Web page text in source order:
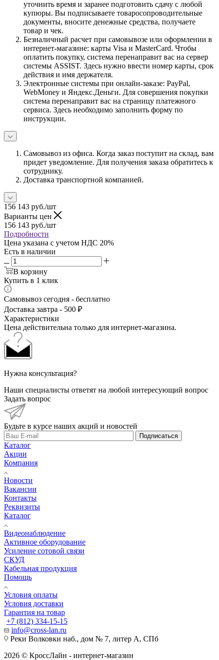
уточнить время и заранее подготовить сдачу с любой
купюры. Вы подписываете товаросопроводительные
документы, вносите денежные средства, получаете
товар и чек.
Безналичный расчет при самовывозе или оформлении в
интернет-магазине: карты Visa и MasterCard. Чтобы
оплатить покупку, система перенаправит вас на сервер
системы ASSIST. Здесь нужно ввести номер карты, срок
действия и имя держателя.
Электронные системы при онлайн-заказе: PayPal,
WebMoney и Яндекс.Деньги. Для совершения покупки
система перенаправит вас на страницу платежного
сервиса. Здесь необходимо заполнить форму по
инструкции.
Самовывоз из офиса. Когда заказ поступит на склад, вам
придет уведомление. Для получения заказа обратитесь к
сотруднику.
Доставка транспортной компанией.
156 143 руб./шт
Варианты цен
156 143 руб./шт
Подробности
Цена указана с учетом НДС 20%
Есть в наличии
В корзину
Купить в 1 клик
Самовывоз сегодня - бесплатно
Доставка завтра - 500 ₽
Характеристики
Цена действительна только для интернет-магазина.
Нужна консультация?
Наши специалисты ответят на любой интересующий вопрос
Задать вопрос
Будьте в курсе наших акций и новостей
Подписаться
Каталог
Акции
Компания
Новости
Вакансии
Контакты
Реквизиты
Каталог
Видеонаблюдение
Активное оборудование
Усиление сотовой связи
СКУД
Кабельная продукция
Помощь
Условия оплаты
Условия доставки
Гарантия на товар
+7 (812) 334-15-15
info@cross-lan.ru
Реки Волковки наб., дом № 7, литер А, СПб
2026 © КроссЛайн - интернет-магазин